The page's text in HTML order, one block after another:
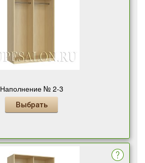
Наполнение № 2-3
Выбрать